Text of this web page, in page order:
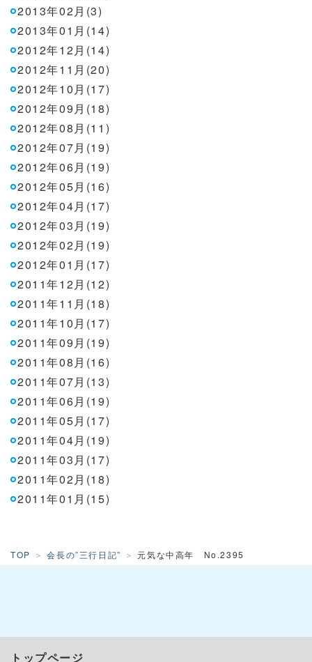
2013年02月(3)
2013年01月(14)
2012年12月(14)
2012年11月(20)
2012年10月(17)
2012年09月(18)
2012年08月(11)
2012年07月(19)
2012年06月(19)
2012年05月(16)
2012年04月(17)
2012年03月(19)
2012年02月(19)
2012年01月(17)
2011年12月(12)
2011年11月(18)
2011年10月(17)
2011年09月(19)
2011年08月(16)
2011年07月(13)
2011年06月(19)
2011年05月(17)
2011年04月(19)
2011年03月(17)
2011年02月(18)
2011年01月(15)
TOP 会長の”三行日記” 元気な中高年 No.2395
トップページ